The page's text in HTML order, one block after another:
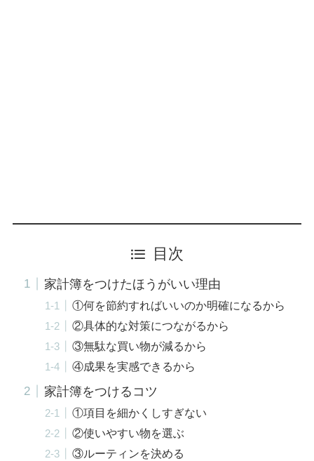
目次
家計簿をつけたほうがいい理由
①何を節約すればいいのか明確になるから
②具体的な対策につながるから
③無駄な買い物が減るから
④成果を実感できるから
家計簿をつけるコツ
①項目を細かくしすぎない
②使いやすい物を選ぶ
③ルーティンを決める